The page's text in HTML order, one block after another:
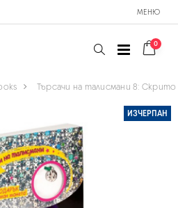
МЕНЮ
0
Търсачи на талисмани 8:
ИЗЧЕРПАН